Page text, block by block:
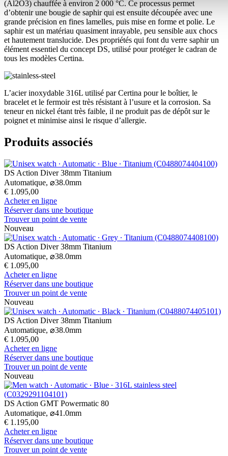
(Al2O3) chauffée à environ 2 000 °C. Ce processus permet
d’obtenir une bougie de saphir qui est ensuite découpée avec une
grande précision en fines lamelles, puis mise en forme et polie. Le
saphir est un matériau quasiment inrayable, peu sensible aux chocs
et hautement translucide. Des propriétés qui font du verre saphir un
élément essentiel du concept DS, utilisé pour protéger le cadran de
tous les modèles Certina.
L’acier inoxydable 316L utilisé par Certina pour le boîtier, le
bracelet et le fermoir est très résistant à l’usure et la corrosion. Sa
teneur en nickel étant très faible, il ne produit pas de dépôt sur le
poignet et minimise ainsi le risque d’allergie.
Produits associés
DS Action Diver 38mm Titanium
Automatique, ⌀38.0mm
€ 1.095,00
Acheter en ligne
Réserver dans une boutique
Trouver un point de vente
Nouveau
DS Action Diver 38mm Titanium
Automatique, ⌀38.0mm
€ 1.095,00
Acheter en ligne
Réserver dans une boutique
Trouver un point de vente
Nouveau
DS Action Diver 38mm Titanium
Automatique, ⌀38.0mm
€ 1.095,00
Acheter en ligne
Réserver dans une boutique
Trouver un point de vente
Nouveau
DS Action GMT Powermatic 80
Automatique, ⌀41.0mm
€ 1.195,00
Acheter en ligne
Réserver dans une boutique
Trouver un point de vente